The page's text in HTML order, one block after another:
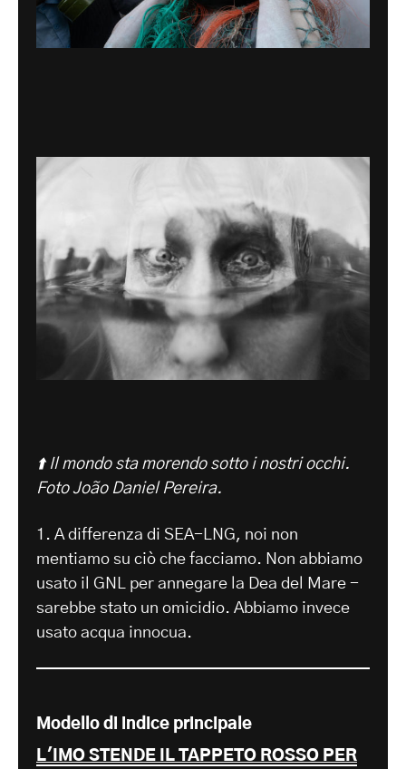
⬆️ Il mondo sta morendo sotto i nostri occhi.
Foto João Daniel Pereira.
1. A differenza di SEA-LNG, noi non
mentiamo su ciò che facciamo. Non abbiamo
usato il GNL per annegare la Dea del Mare -
sarebbe stato un omicidio. Abbiamo invece
usato acqua innocua.
Modello di indice principale
L'IMO STENDE IL TAPPETO ROSSO PER